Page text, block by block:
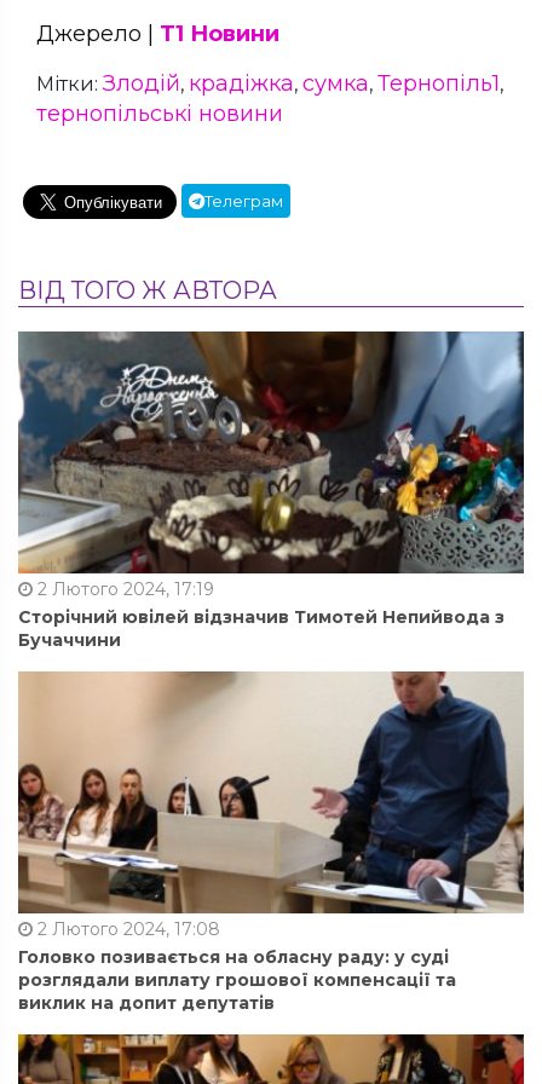
Джерело | Т1 Новини
Мітки: Злодій, крадіжка, сумка, Тернопіль1,
тернопільські новини
Телеграм
ВІД ТОГО Ж АВТОРА
2 Лютого 2024, 17:19
Сторічний ювілей відзначив Тимотей Непийвода з
Бучаччини
2 Лютого 2024, 17:08
Головко позивається на обласну раду: у суді
розглядали виплату грошової компенсації та
виклик на допит депутатів